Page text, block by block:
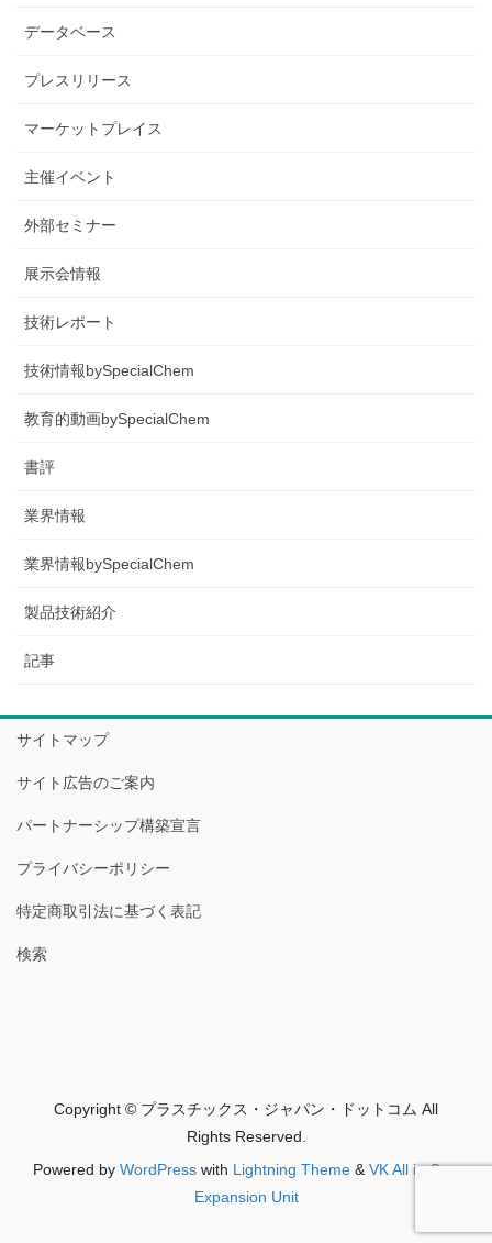
データベース
プレスリリース
マーケットプレイス
主催イベント
外部セミナー
展示会情報
技術レポート
技術情報bySpecialChem
教育的動画bySpecialChem
書評
業界情報
業界情報bySpecialChem
製品技術紹介
記事
サイトマップ
サイト広告のご案内
パートナーシップ構築宣言
プライバシーポリシー
特定商取引法に基づく表記
検索
Copyright © プラスチックス・ジャパン・ドットコム All
Rights Reserved.
Powered by WordPress with Lightning Theme &VK All in One
Expansion Unit